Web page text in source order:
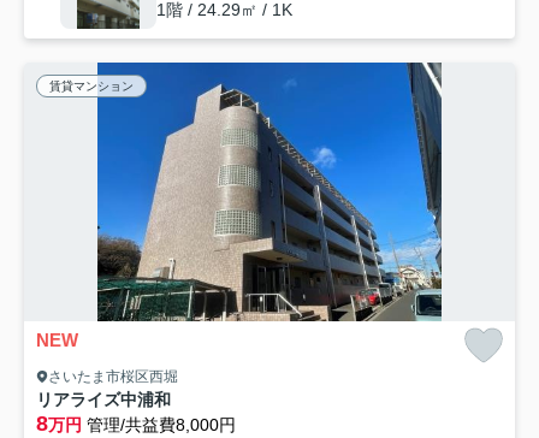
1階 / 24.29㎡ / 1K
賃貸マンション
NEW
さいたま市桜区西堀
リアライズ中浦和
8万円 管理/共益費8,000円